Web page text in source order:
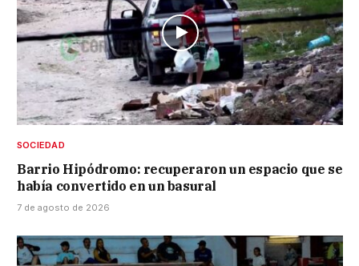
SOCIEDAD
Barrio Hipódromo: recuperaron un espacio que se
había convertido en un basural
7 de agosto de 2026